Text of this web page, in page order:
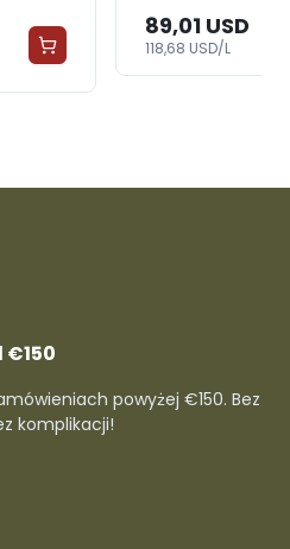
89,01 USD
118,68 USD/L
€150
powyżej €150. Bez
komplikacji!